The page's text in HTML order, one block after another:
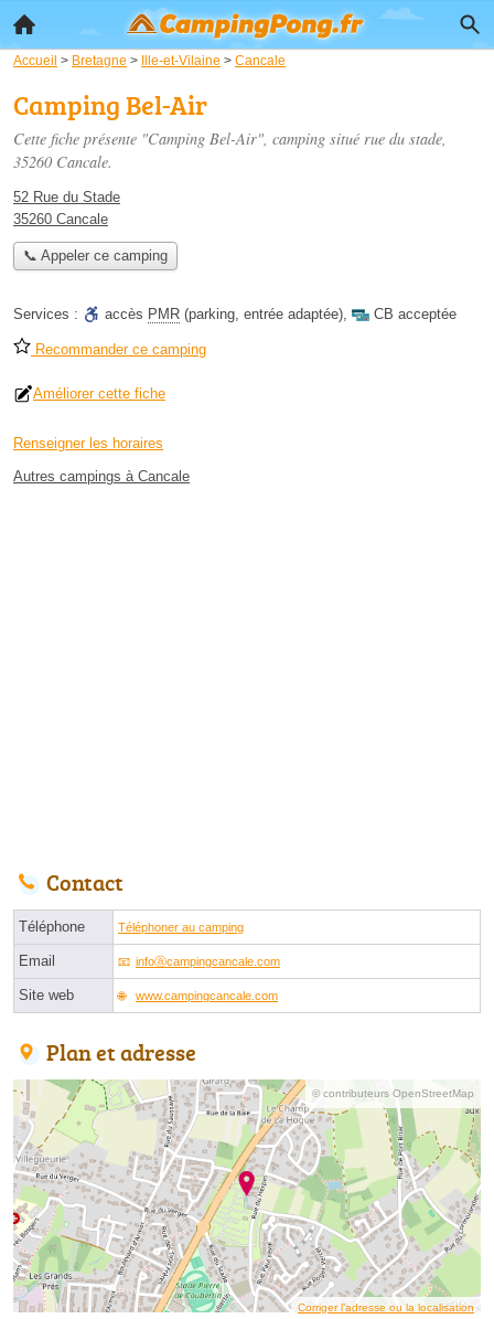
Accueil > Bretagne > Ille-et-Vilaine > Cancale
Camping Bel-Air
Cette fiche présente "Camping Bel-Air", camping situé rue du stade,
35260 Cancale.
52 Rue du Stade
35260 Cancale
📞 Appeler ce camping
Services : accès PMR (parking, entrée adaptée), CB acceptée
Recommander ce camping
Améliorer cette fiche
Renseigner les horaires
Autres campings à Cancale
Contact
Téléphone Téléphoner au camping
Email infoⓐcampingcancale.com
Site web www.campingcancale.com
Plan et adresse
© contributeurs OpenStreetMap
Corriger l’adresse ou la localisation